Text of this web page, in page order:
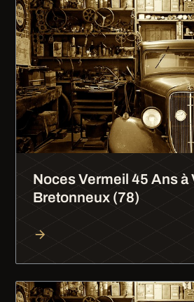
Noces Vermeil 45 Ans à
Bretonneux (78)